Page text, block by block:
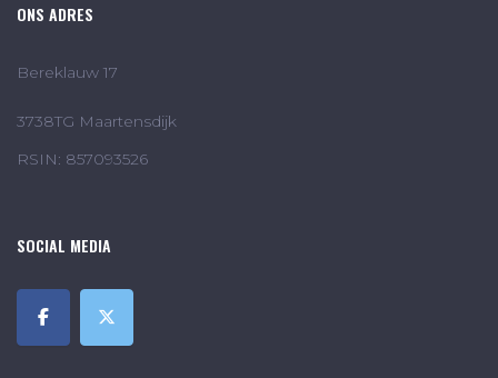
ONS ADRES
Bereklauw 17
3738TG Maartensdijk
RSIN: 857093526
SOCIAL MEDIA